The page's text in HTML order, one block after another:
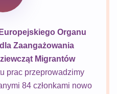
Organu
Zaangażowania
Migrantów
prac przeprowadzimy
84 członkami nowo